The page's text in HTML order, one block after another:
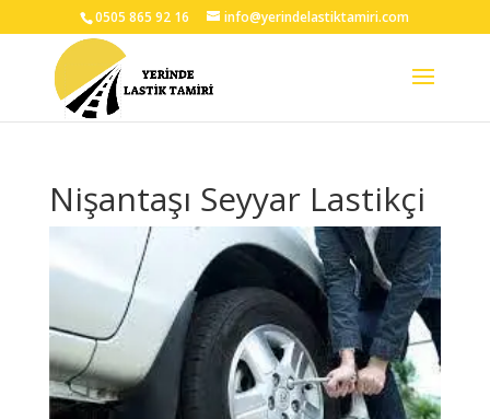
0505 865 92 16 info@yerindelastiktamiri.com
Nişantaşı Seyyar Lastikçi